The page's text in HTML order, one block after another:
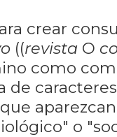
crear
((revista O
como
de
o